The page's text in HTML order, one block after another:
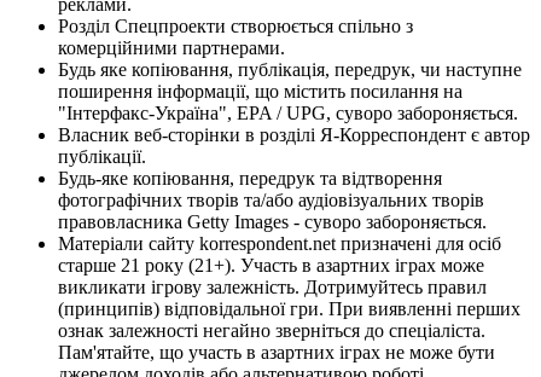
Розділ Спецпроекти створюється спільно з
комерційними партнерами.
Будь яке копіювання, публікація, передрук, чи наступне
поширення інформації, що містить посилання на
"Інтерфакс-Україна", EPA / UPG, суворо забороняється.
Власник веб-сторінки в розділі Я-Корреспондент є автор
публікації.
Будь-яке копіювання, передрук та відтворення
фотографічних творів та/або аудіовізуальних творів
правовласника Getty Images - суворо забороняється.
Матеріали сайту korrespondent.net призначені для осіб
старше 21 року (21+). Участь в азартних іграх може
викликати ігрову залежність. Дотримуйтесь правил
(принципів) відповідальної гри. При виявленні перших
ознак залежності негайно зверніться до спеціаліста.
Пам'ятайте, що участь в азартних іграх не може бути